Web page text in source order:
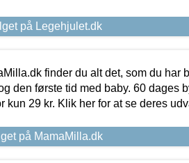
på Legehjulet.dk
finder du alt det, som du har
den første tid med baby. 60 dages
kun 29 kr. Klik her for at se deres
på MamaMilla.dk